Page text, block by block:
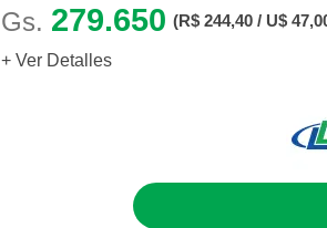
Gs. 279.650 (R$ 244,40 / U$
+ Ver Detalles